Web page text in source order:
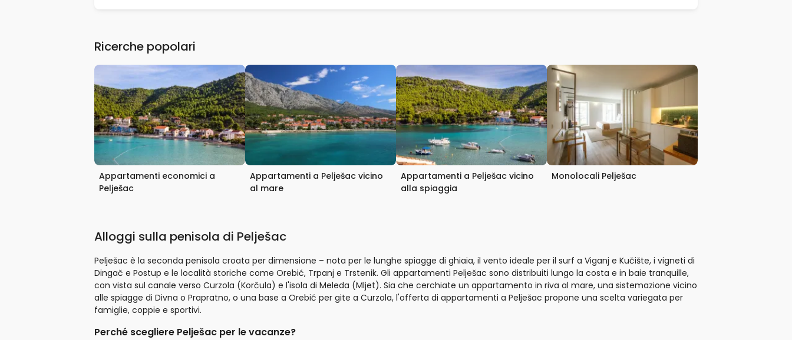
Ricerche popolari
Appartamenti economici a
Pelješac
Appartamenti a Pelješac vicino
al mare
Appartamenti a Pelješac vicino
alla spiaggia
Monolocali Pelješac
Alloggi sulla penisola di Pelješac
Pelješac è la seconda penisola croata per dimensione – nota per le lunghe spiagge di ghiaia, il vento ideale per il surf a Viganj e Kučište, i vigneti di
Dingač e Postup e le località storiche come Orebić, Trpanj e Trstenik. Gli appartamenti Pelješac sono distribuiti lungo la costa e in baie tranquille,
con vista sul canale verso Curzola (Korčula) e l'isola di Meleda (Mljet). Sia che cerchiate un appartamento in riva al mare, una sistemazione vicino
alle spiagge di Divna o Prapratno, o una base a Orebić per gite a Curzola, l'offerta di appartamenti a Pelješac propone una scelta variegata per
famiglie, coppie e sportivi.
Perché scegliere Pelješac per le vacanze?